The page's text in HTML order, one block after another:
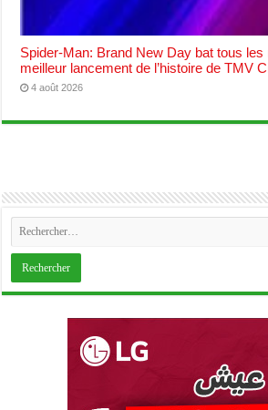
Spider-Man: Brand New Day bat tous
meilleur lancement de l’histoire de TMV
4 août 2026